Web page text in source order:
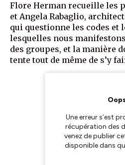
Flore Herman recueille les
et Angela Rabaglio,
qui questionne les codes et
lesquelles nous
des groupes, et la manière
tente tout de même de s’y